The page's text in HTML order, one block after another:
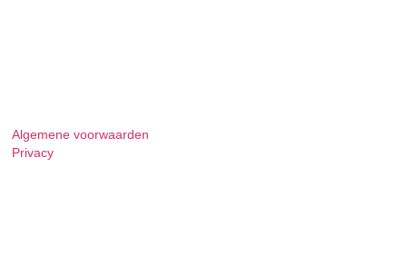
Algemene voorwaarden
Privacy